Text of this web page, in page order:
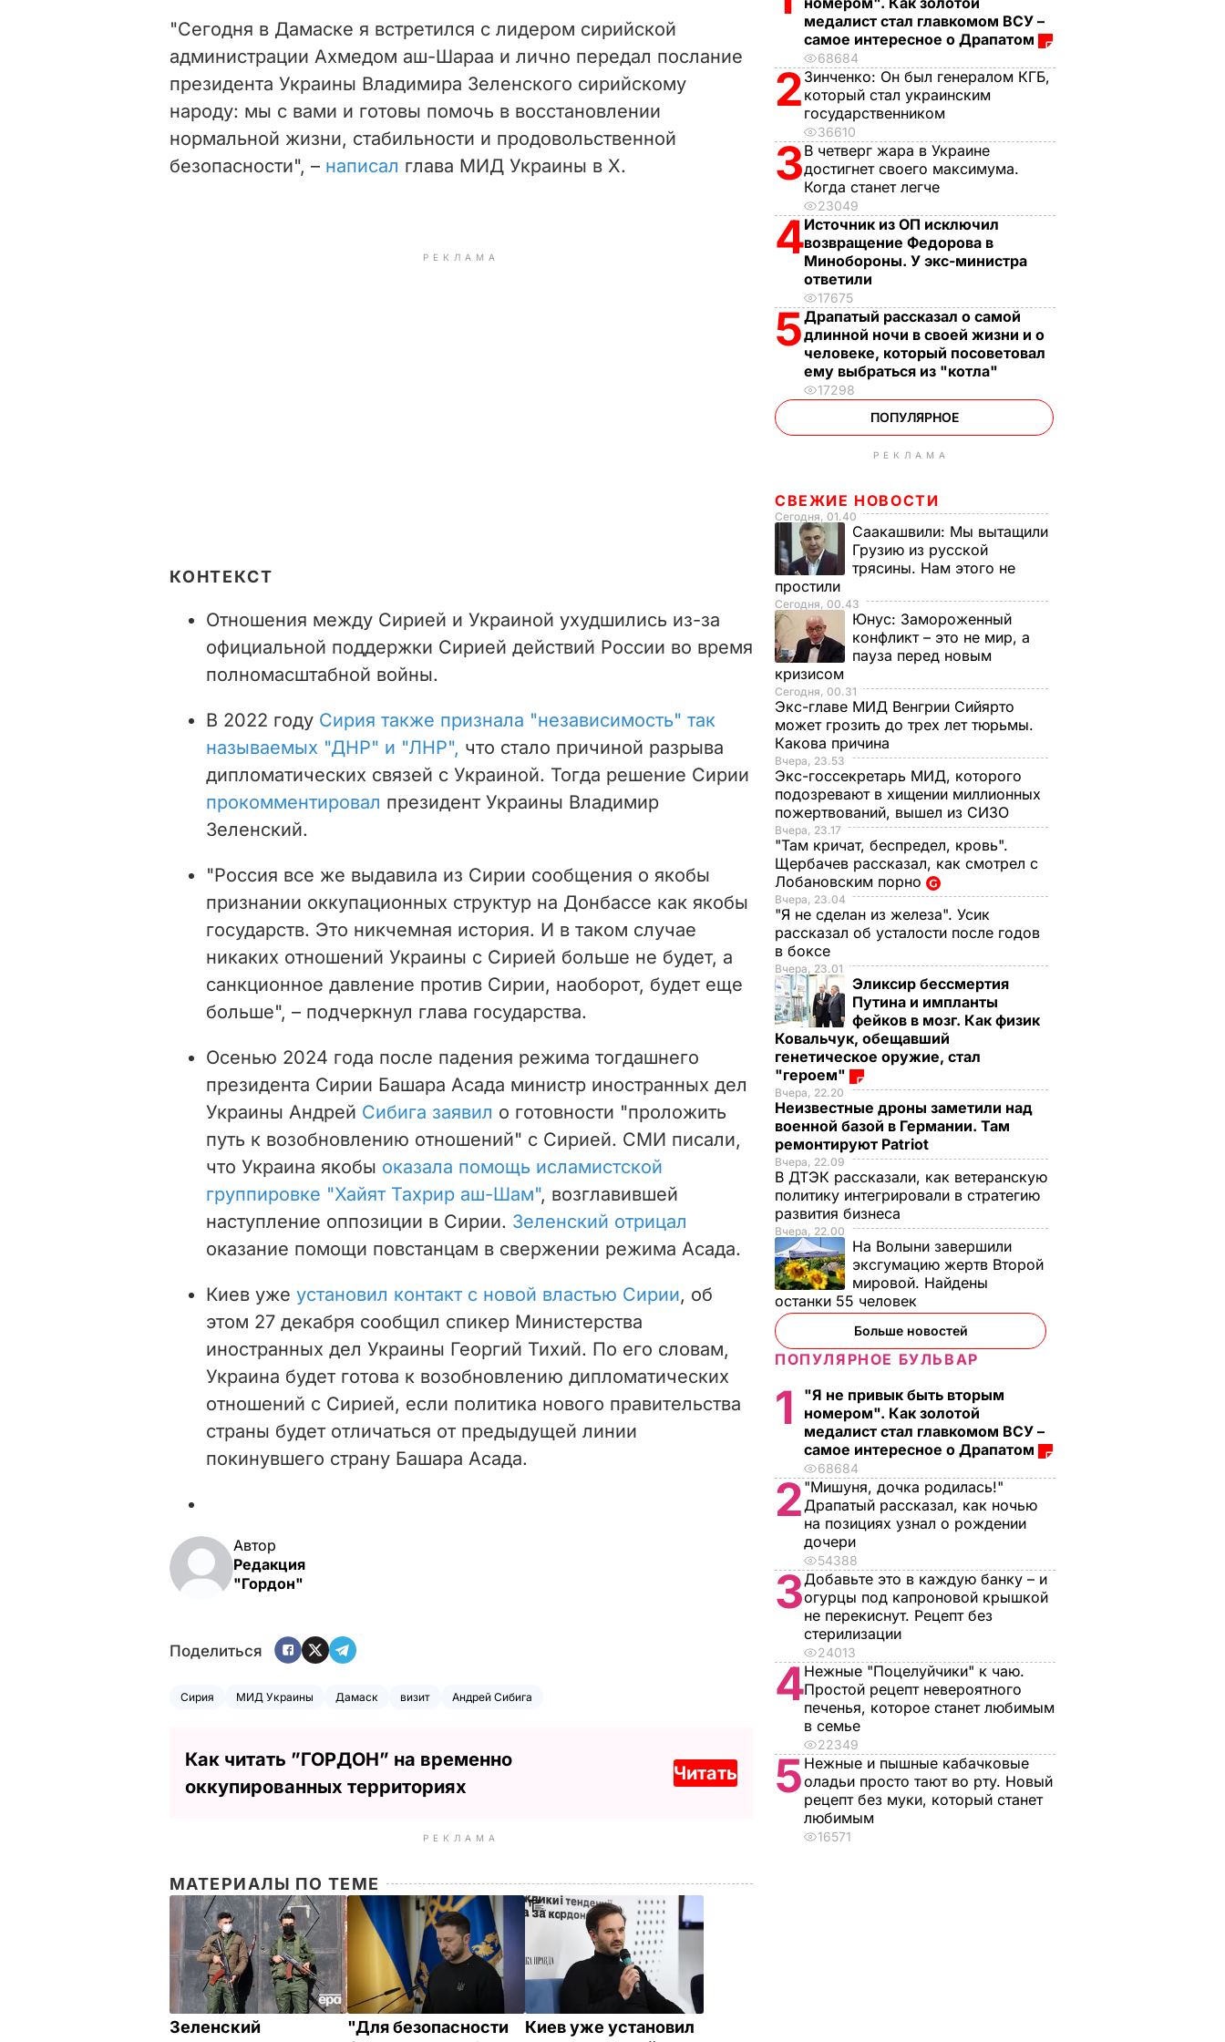
i
d
e
o
"Сегодня в Дамаске я встретился с лидером сирийской
администрации Ахмедом аш-Шараа и лично передал послание
президента Украины Владимира Зеленского сирийскому
народу: мы с вами и готовы помочь в восстановлении
нормальной жизни, стабильности и продовольственной
безопасности", – написал глава МИД Украины в Х.
РЕКЛАМА
КОНТЕКСТ
Отношения между Сирией и Украиной ухудшились из-за
официальной поддержки Сирией действий России во время
полномасштабной войны.
В 2022 году Сирия также признала "независимость" так
называемых "ДНР" и "ЛНР", что стало причиной разрыва
дипломатических связей с Украиной. Тогда решение Сирии
прокомментировал президент Украины Владимир
Зеленский.
"Россия все же выдавила из Сирии сообщения о якобы
признании оккупационных структур на Донбассе как якобы
государств. Это никчемная история. И в таком случае
никаких отношений Украины с Сирией больше не будет, а
санкционное давление против Сирии, наоборот, будет еще
больше", – подчеркнул глава государства.
Осенью 2024 года после падения режима тогдашнего
президента Сирии Башара Асада министр иностранных дел
Украины Андрей Сибига заявил о готовности "проложить
путь к возобновлению отношений" с Сирией. СМИ писали,
что Украина якобы оказала помощь исламистской
группировке "Хайят Тахрир аш-Шам", возглавившей
наступление оппозиции в Сирии. Зеленский отрицал
оказание помощи повстанцам в свержении режима Асада.
Киев уже установил контакт с новой властью Сирии, об
этом 27 декабря сообщил спикер Министерства
иностранных дел Украины Георгий Тихий. По его словам,
Украина будет готова к возобновлению дипломатических
отношений с Сирией, если политика нового правительства
страны будет отличаться от предыдущей линии
покинувшего страну Башара Асада.
Автор
Редакция
"Гордон"
Поделиться
Сирия МИД Украины Дамаск визит Андрей Сибига
Как читать ”ГОРДОН” на временно
оккупированных территориях
Читать
РЕКЛАМА
МАТЕРИАЛЫ ПО ТЕМЕ
Зеленский
"Для безопасности
Киев уже установил
медалист стал главкомом ВСУ –
самое интересное о Драпатом
68684
2 Зинченко: Он был генералом КГБ,
который стал украинским
государственником
36610
3В четверг жара в Украине
достигнет своего максимума.
Когда станет легче
23049
4Источник из ОП исключил
возвращение Федорова в
Минобороны. У экс-министра
ответили
17675
5Драпатый рассказал о самой
длинной ночи в своей жизни и о
человеке, который посоветовал
ему выбраться из "котла"
17298
ПОПУЛЯРНОЕ
РЕКЛАМА
СВЕЖИЕ НОВОСТИ
Сегодня, 01.40
Саакашвили: Мы вытащили
Грузию из русской
трясины. Нам этого не
простили
Сегодня, 00.43
Юнус: Замороженный
конфликт – это не мир, а
пауза перед новым
кризисом
Сегодня, 00.31
Экс-главе МИД Венгрии Сийярто
может грозить до трех лет тюрьмы.
Какова причина
Вчера, 23.53
Экс-госсекретарь МИД, которого
подозревают в хищении миллионных
пожертвований, вышел из СИЗО
Вчера, 23.17
"Там кричат, беспредел, кровь".
Щербачев рассказал, как смотрел с
Лобановским порно
Вчера, 23.04
"Я не сделан из железа". Усик
рассказал об усталости после годов
в боксе
Вчера, 23.01
Эликсир бессмертия
Путина и импланты
фейков в мозг. Как физик
Ковальчук, обещавший
генетическое оружие, стал
"героем"
Вчера, 22.20
Неизвестные дроны заметили над
военной базой в Германии. Там
ремонтируют Patriot
Вчера, 22.09
В ДТЭК рассказали, как ветеранскую
политику интегрировали в стратегию
развития бизнеса
Вчера, 22.00
На Волыни завершили
эксгумацию жертв Второй
мировой. Найдены
останки 55 человек
Больше новостей
ПОПУЛЯРНОЕ БУЛЬВАР
1
"Я не привык быть вторым
номером". Как золотой
медалист стал главкомом ВСУ –
самое интересное о Драпатом
68684
2 "Мишуня, дочка родилась!"
Драпатый рассказал, как ночью
на позициях узнал о рождении
дочери
54388
3Добавьте это в каждую банку – и
огурцы под капроновой крышкой
не перекиснут. Рецепт без
стерилизации
24013
4Нежные "Поцелуйчики" к чаю.
Простой рецепт невероятного
печенья, которое станет любимым
в семье
22349
5 Нежные и пышные кабачковые
оладьи просто тают во рту. Новый
рецепт без муки, который станет
любимым
16571